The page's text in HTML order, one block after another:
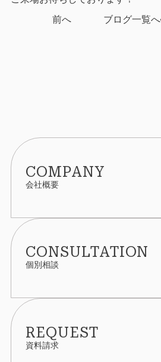
前へ
ブログ一覧へ
COMPANY
会社概要
CONSULTATION
個別相談
REQUEST
資料請求